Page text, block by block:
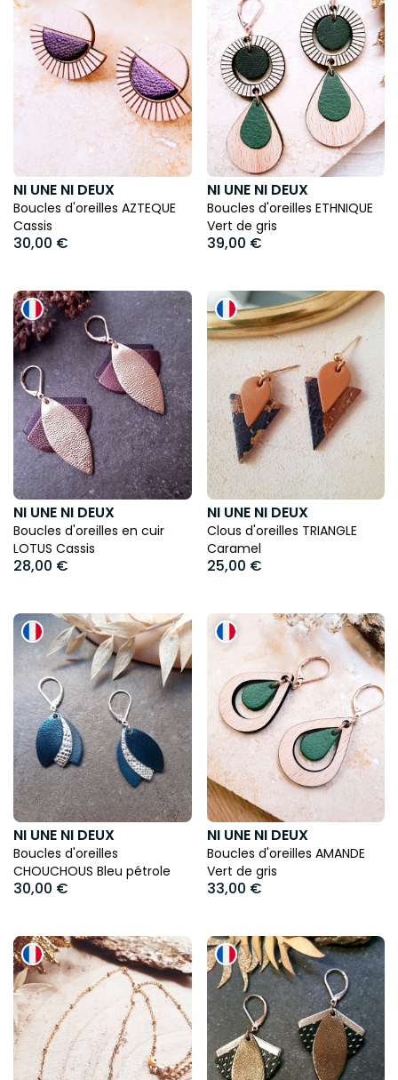
NI UNE NI DEUX
Boucles d'oreilles AZTEQUE
Cassis
30,00 €
NI UNE NI DEUX
Boucles d'oreilles ETHNIQUE
Vert de gris
39,00 €
NI UNE NI DEUX
Boucles d'oreilles en cuir
LOTUS Cassis
28,00 €
NI UNE NI DEUX
Clous d'oreilles TRIANGLE
Caramel
25,00 €
NI UNE NI DEUX
Boucles d'oreilles
CHOUCHOUS Bleu pétrole
30,00 €
NI UNE NI DEUX
Boucles d'oreilles AMANDE
Vert de gris
33,00 €